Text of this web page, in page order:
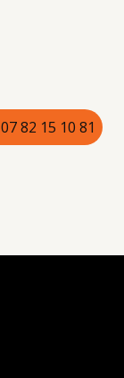
07 82 15 10 81